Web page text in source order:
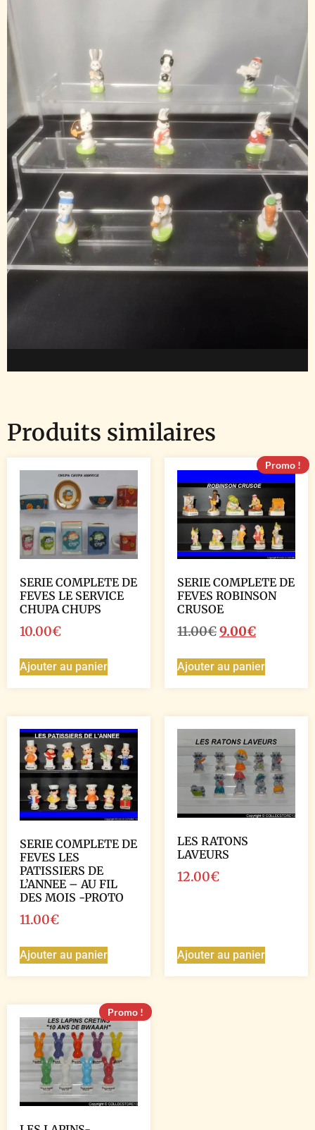
Produits similaires
SERIE COMPLETE DE
FEVES LE SERVICE
CHUPA CHUPS
10.00€
Ajouter au panier
Promo !
SERIE COMPLETE DE
FEVES ROBINSON
CRUSOE
11.00€9.00€
Ajouter au panier
SERIE COMPLETE DE
FEVES LES
PATISSIERS DE
L’ANNEE – AU FIL
DES MOIS -PROTO
11.00€
Ajouter au panier
LES RATONS
LAVEURS
12.00€
Ajouter au panier
Promo !